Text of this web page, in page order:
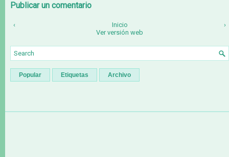
Publicar un comentario
‹ ›
Inicio
Ver versión web
Popular Etiquetas Archivo